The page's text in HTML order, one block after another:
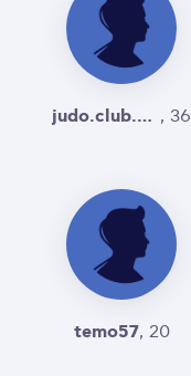
judo.club.basharuli@gmail.com , 36
temo57, 20